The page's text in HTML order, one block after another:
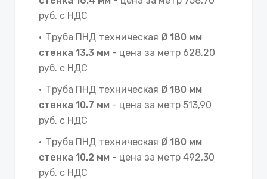
руб. с НДС
Труба ПНД техническая Ø 180 мм
стенка 13.3 мм - цена за метр 628,20
руб. с НДС
Труба ПНД техническая Ø 180 мм
стенка 10.7 мм - цена за метр 513,90
руб. с НДС
Труба ПНД техническая Ø 180 мм
стенка 10.2 мм - цена за метр 492,30
руб. с НДС